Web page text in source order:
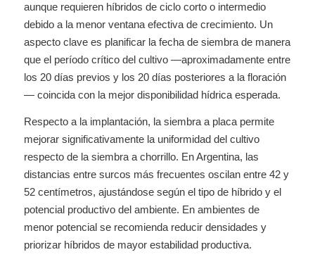
aunque requieren híbridos de ciclo corto o intermedio
debido a la menor ventana efectiva de crecimiento. Un
aspecto clave es planificar la fecha de siembra de manera
que el período crítico del cultivo —aproximadamente entre
los 20 días previos y los 20 días posteriores a la floración
— coincida con la mejor disponibilidad hídrica esperada.
Respecto a la implantación, la siembra a placa permite
mejorar significativamente la uniformidad del cultivo
respecto de la siembra a chorrillo. En Argentina, las
distancias entre surcos más frecuentes oscilan entre 42 y
52 centímetros, ajustándose según el tipo de híbrido y el
potencial productivo del ambiente. En ambientes de
menor potencial se recomienda reducir densidades y
priorizar híbridos de mayor estabilidad productiva.